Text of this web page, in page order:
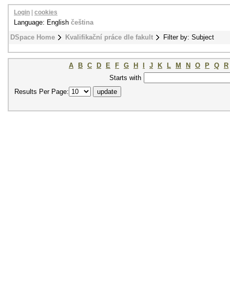
DSpace Home Kvalifikační práce dle fakult Filter by: Subject
Login cookies
Language: English čeština
A B C D E F G H J K L M N O P Q
R
Starts with
Results Per Page: